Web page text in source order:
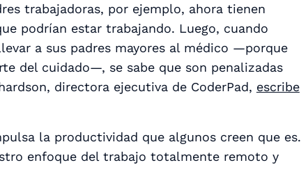
trabajadoras, por ejemplo, ahora tienen
podrían estar trabajando. Luego, cuando
a sus padres mayores al médico —porque
del cuidado—, se sabe que son penalizadas
directora ejecutiva de CoderPad, escribe
la productividad que algunos creen que es.
enfoque del trabajo totalmente remoto y